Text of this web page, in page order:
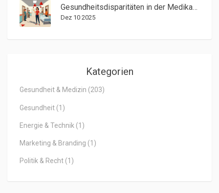
Gesundheitsdisparitäten in der Medikationssicherheitsforschung angehen
Dez 10 2025
Kategorien
Gesundheit & Medizin (203)
Gesundheit (1)
Energie & Technik (1)
Marketing & Branding (1)
Politik & Recht (1)